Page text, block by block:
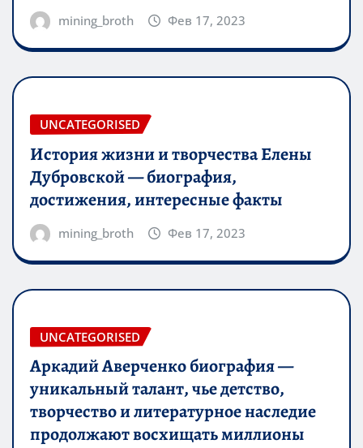
mining_broth Фев 17, 2023
UNCATEGORISED
История жизни и творчества Елены
Дубровской — биография,
достижения, интересные факты
mining_broth Фев 17, 2023
UNCATEGORISED
Аркадий Аверченко биография —
уникальный талант, чье детство,
творчество и литературное наследие
продолжают восхищать миллионы